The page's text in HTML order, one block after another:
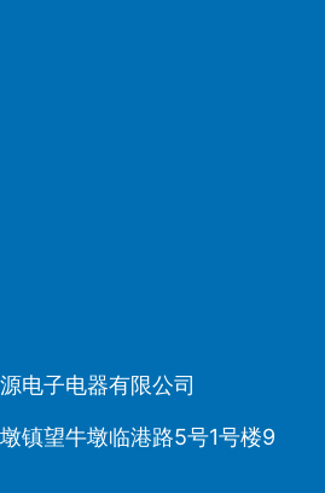
电子电器有限公司
镇望牛墩临港路5号1号楼9